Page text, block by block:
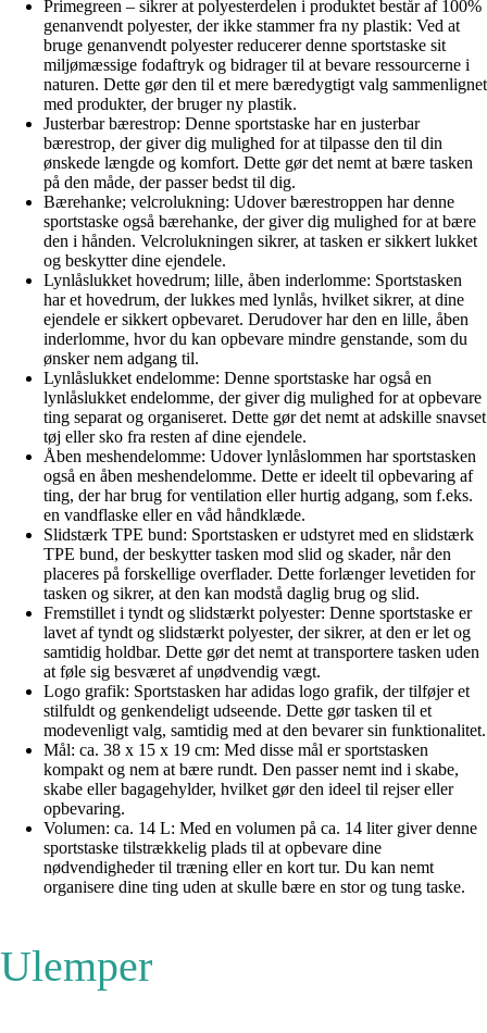
Primegreen – sikrer at polyesterdelen i produktet består af 100%
genanvendt polyester, der ikke stammer fra ny plastik: Ved at
bruge genanvendt polyester reducerer denne sportstaske sit
miljømæssige fodaftryk og bidrager til at bevare ressourcerne i
naturen. Dette gør den til et mere bæredygtigt valg sammenlignet
med produkter, der bruger ny plastik.
Justerbar bærestrop: Denne sportstaske har en justerbar
bærestrop, der giver dig mulighed for at tilpasse den til din
ønskede længde og komfort. Dette gør det nemt at bære tasken
på den måde, der passer bedst til dig.
Bærehanke; velcrolukning: Udover bærestroppen har denne
sportstaske også bærehanke, der giver dig mulighed for at bære
den i hånden. Velcrolukningen sikrer, at tasken er sikkert lukket
og beskytter dine ejendele.
Lynlåslukket hovedrum; lille, åben inderlomme: Sportstasken
har et hovedrum, der lukkes med lynlås, hvilket sikrer, at dine
ejendele er sikkert opbevaret. Derudover har den en lille, åben
inderlomme, hvor du kan opbevare mindre genstande, som du
ønsker nem adgang til.
Lynlåslukket endelomme: Denne sportstaske har også en
lynlåslukket endelomme, der giver dig mulighed for at opbevare
ting separat og organiseret. Dette gør det nemt at adskille snavset
tøj eller sko fra resten af dine ejendele.
Åben meshendelomme: Udover lynlåslommen har sportstasken
også en åben meshendelomme. Dette er ideelt til opbevaring af
ting, der har brug for ventilation eller hurtig adgang, som f.eks.
en vandflaske eller en våd håndklæde.
Slidstærk TPE bund: Sportstasken er udstyret med en slidstærk
TPE bund, der beskytter tasken mod slid og skader, når den
placeres på forskellige overflader. Dette forlænger levetiden for
tasken og sikrer, at den kan modstå daglig brug og slid.
Fremstillet i tyndt og slidstærkt polyester: Denne sportstaske er
lavet af tyndt og slidstærkt polyester, der sikrer, at den er let og
samtidig holdbar. Dette gør det nemt at transportere tasken uden
at føle sig besværet af unødvendig vægt.
Logo grafik: Sportstasken har adidas logo grafik, der tilføjer et
stilfuldt og genkendeligt udseende. Dette gør tasken til et
modevenligt valg, samtidig med at den bevarer sin funktionalitet.
Mål: ca. 38 x 15 x 19 cm: Med disse mål er sportstasken
kompakt og nem at bære rundt. Den passer nemt ind i skabe,
skabe eller bagagehylder, hvilket gør den ideel til rejser eller
opbevaring.
Volumen: ca. 14 L: Med en volumen på ca. 14 liter giver denne
sportstaske tilstrækkelig plads til at opbevare dine
nødvendigheder til træning eller en kort tur. Du kan nemt
organisere dine ting uden at skulle bære en stor og tung taske.
Ulemper